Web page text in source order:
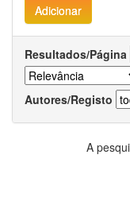
Resultados/Página
Autores/Registo
A